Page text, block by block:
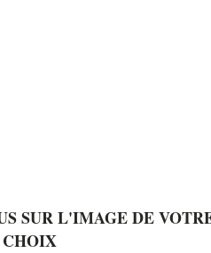
SUR L'IMAGE DE
CHOIX